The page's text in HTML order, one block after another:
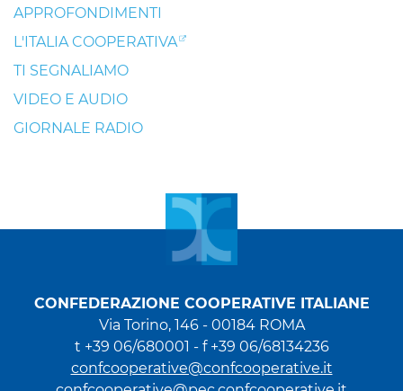
APPROFONDIMENTI
L'ITALIA COOPERATIVA
TI SEGNALIAMO
VIDEO E AUDIO
GIORNALE RADIO
CONFEDERAZIONE COOPERATIVE ITALIANE
Via Torino, 146 - 00184 ROMA
t +39 06/680001 - f +39 06/68134236
confcooperative@confcooperative.it